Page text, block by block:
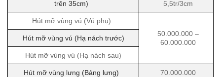
trên 35cm) 5,5tr/3cm
Hút mỡ vùng vú (Vú phụ)
50.000.000 –
60.000.000
Hút mỡ vùng vú (Hạ nách trước)
Hút mỡ vùng vú (Hạ nách sau)
Hút mỡ vùng lưng (Bảng lưng) 70.000.000